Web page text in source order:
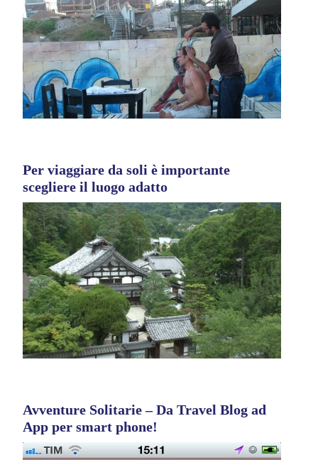
Per viaggiare da soli è importante
scegliere il luogo adatto
Avventure Solitarie – Da Travel Blog ad
App per smart phone!